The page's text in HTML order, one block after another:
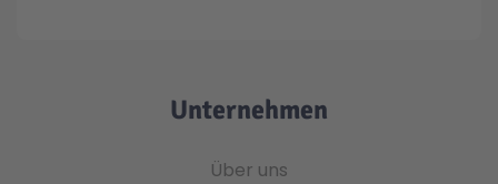
Unternehmen
Über uns